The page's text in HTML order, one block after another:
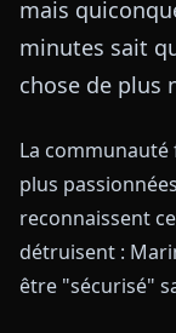
mais
minutes sait
chose de plus
La
plus
reconnaissent
détruisent :
être "sécurisé"